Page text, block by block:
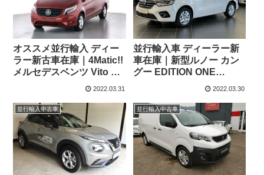
オススメ並行輸入 ディー
ラー新古車在庫｜4Matic!!
メルセデスベンツ Vito ツ
アラー エディション
8人乗り 左ハンドル
2022.03.31
並行輸入車 ディーラー新
車在庫｜新型ルノー カン
グー EDITION ONE
TCe100 6MT 左ハンドル
2022.03.30
並行輸入中古車 並行輸入中古車